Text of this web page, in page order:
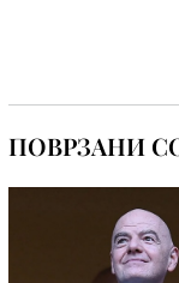
ПОВРЗАНИ